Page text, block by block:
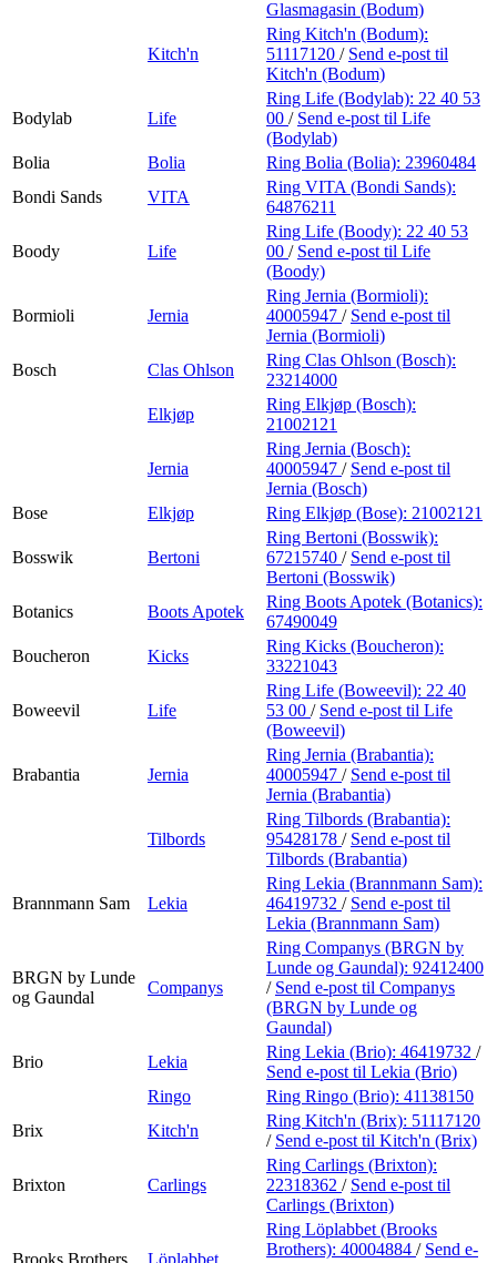
Glasmagasin (Bodum)
Kitch'n
Ring Kitch'n (Bodum):
51117120 / Send e-post til
Kitch'n (Bodum)
Bodylab Life
Ring Life (Bodylab): 22 40 53
00 / Send e-post til Life
(Bodylab)
Bolia
Bolia Ring Bolia (Bolia): 23960484
Bondi Sands
VITA
Ring VITA (Bondi Sands):
64876211
Boody Life
Ring Life (Boody): 22 40 53
00 / Send e-post til Life
(Boody)
Bormioli Jernia
Ring Jernia (Bormioli):
40005947 / Send e-post til
Jernia (Bormioli)
Bosch
Clas Ohlson
Ring Clas Ohlson (Bosch):
23214000
Elkjøp
Ring Elkjøp (Bosch):
21002121
Jernia
Ring Jernia (Bosch):
40005947 / Send e-post til
Jernia (Bosch)
Bose
Elkjøp Ring Elkjøp (Bose): 21002121
Bosswik Bertoni
Ring Bertoni (Bosswik):
67215740 / Send e-post til
Bertoni (Bosswik)
Botanics
Boots Apotek
Ring Boots Apotek (Botanics):
67490049
Boucheron
Kicks
Ring Kicks (Boucheron):
33221043
Boweevil Life
Ring Life (Boweevil): 22 40
53 00 / Send e-post til Life
(Boweevil)
Brabantia Jernia
Ring Jernia (Brabantia):
40005947 / Send e-post til
Jernia (Brabantia)
Tilbords
Ring Tilbords (Brabantia):
95428178 / Send e-post til
Tilbords (Brabantia)
Brannmann Sam Lekia
Ring Lekia (Brannmann Sam):
46419732 / Send e-post til
Lekia (Brannmann Sam)
BRGN by Lunde
og Gaundal
Companys
Ring Companys (BRGN by
Lunde og Gaundal): 92412400
/ Send e-post til Companys
(BRGN by Lunde og
Gaundal)
Brio
Lekia
Ring Lekia (Brio): 46419732 /
Send e-post til Lekia (Brio)
Ringo
Ring Ringo (Brio): 41138150
Brix
Kitch'n
Ring Kitch'n (Brix): 51117120
/ Send e-post til Kitch'n (Brix)
Brixton Carlings
Ring Carlings (Brixton):
22318362 / Send e-post til
Carlings (Brixton)
Brooks Brothers Löplabbet
Ring Löplabbet (Brooks
Brothers): 40004884 / Send e-